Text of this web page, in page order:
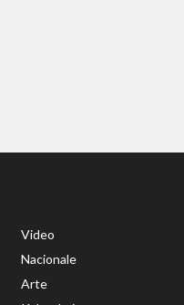
Video
Nacionale
Arte